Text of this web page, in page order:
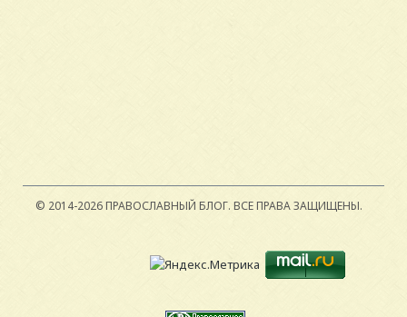
© 2014-2026 ПРАВОСЛАВНЫЙ БЛОГ. ВСЕ ПРАВА ЗАЩИЩЕНЫ.